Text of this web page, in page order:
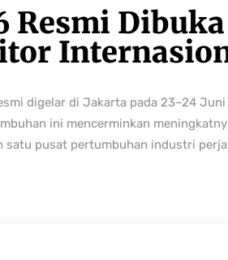
Resmi
digelar di Jakarta pada 23–24
ini mencerminkan
satu pusat pertumbuhan industri